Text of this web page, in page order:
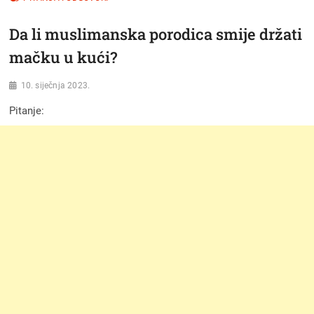
Da li muslimanska porodica smije držati
mačku u kući?
10. siječnja 2023.
Pitanje: